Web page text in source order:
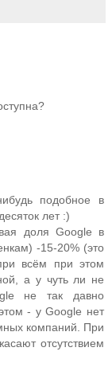
подобное в
лет :)
доля Google в
-15-20% (это
всём при этом
а у чуть ли не
не так давно
- у Google нет
компаний. При
отсутствием